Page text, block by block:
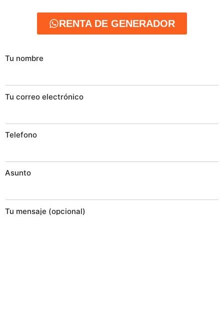
RENTA DE GENERADOR
Tu nombre
Tu correo electrónico
Telefono
Asunto
Tu mensaje (opcional)